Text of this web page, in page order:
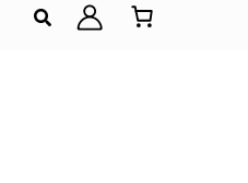
Zoeken